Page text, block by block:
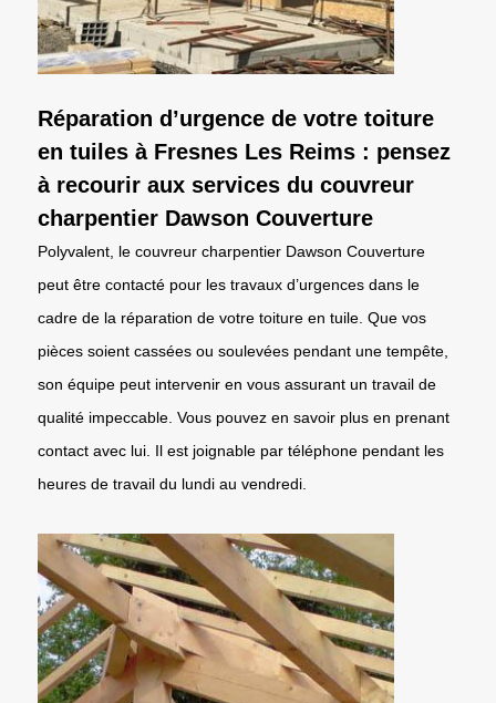
Réparation d’urgence de votre toiture
en tuiles à Fresnes Les Reims : pensez
à recourir aux services du couvreur
charpentier Dawson Couverture
Polyvalent, le couvreur charpentier Dawson Couverture
peut être contacté pour les travaux d’urgences dans le
cadre de la réparation de votre toiture en tuile. Que vos
pièces soient cassées ou soulevées pendant une tempête,
son équipe peut intervenir en vous assurant un travail de
qualité impeccable. Vous pouvez en savoir plus en prenant
contact avec lui. Il est joignable par téléphone pendant les
heures de travail du lundi au vendredi.